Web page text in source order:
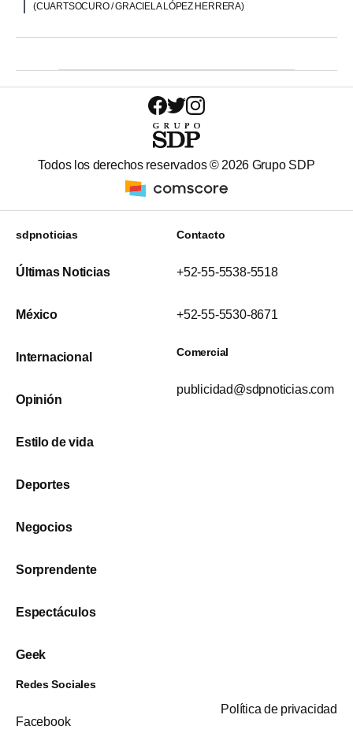
(CUARTSOCURO / GRACIELA LÓPEZ HERRERA)
Todos los derechos reservados © 2026 Grupo SDP
sdpnoticias
Últimas Noticias
México
Internacional
Opinión
Estilo de vida
Deportes
Negocios
Sorprendente
Espectáculos
Geek
Contacto
+52-55-5538-5518
+52-55-5530-8671
Comercial
publicidad@sdpnoticias.com
Redes Sociales
Facebook
Política de privacidad